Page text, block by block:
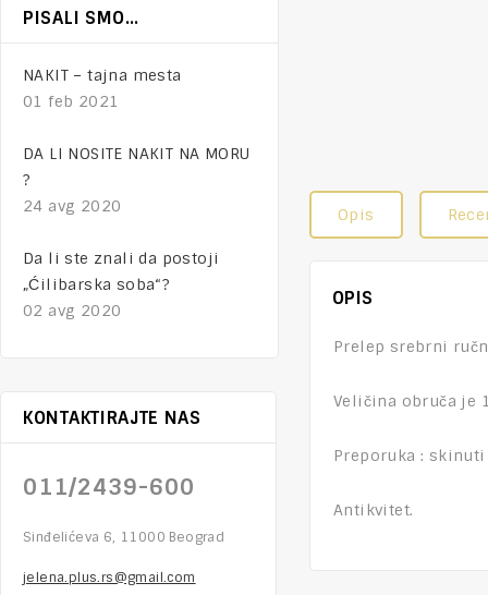
Opis
OPIS
Prelep srebrni
Veličina obruča je
Preporuka :
Antikvitet.
PISALI SMO…
NAKIT – tajna mesta
01 feb 2021
DA LI NOSITE NAKIT NA MORU
?
24 avg 2020
Da li ste znali da postoji
„Ćilibarska soba“?
02 avg 2020
KONTAKTIRAJTE NAS
011/2439-600
Sinđelićeva 6, 11000 Beograd
jelena.plus.rs@gmail.com